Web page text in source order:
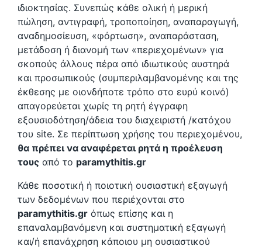
ιδιοκτησίας. Συνεπώς κάθε ολική ή μερική
πώληση, αντιγραφή, τροποποίηση, αναπαραγωγή,
αναδημοσίευση, «φόρτωση», αναπαράσταση,
μετάδοση ή διανομή των «περιεχομένων» για
σκοπούς άλλους πέρα από ιδιωτικούς αυστηρά
και προσωπικούς (συμπεριλαμβανομένης και της
έκθεσης με οιονδήποτε τρόπο στο ευρύ κοινό)
απαγορεύεται χωρίς τη ρητή έγγραφη
εξουσιοδότηση/άδεια του διαχειριστή /κατόχου
του site. Σε περίπτωση χρήσης του περιεχομένου,
θα πρέπει να αναφέρεται ρητά η προέλευση
τους από το paramythitis.gr
Κάθε ποσοτική ή ποιοτική ουσιαστική εξαγωγή
των δεδομένων που περιέχονται στο
paramythitis.gr όπως επίσης και η
επαναλαμβανόμενη και συστηματική εξαγωγή
και/ή επανάχρηση κάποιου μη ουσιαστικού